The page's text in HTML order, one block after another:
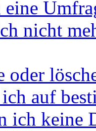
nicht
oder
auf
ich keine